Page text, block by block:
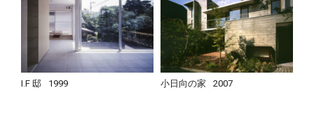
I.F 邸 1999 小日向の家 2007